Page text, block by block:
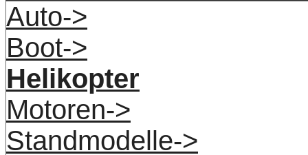
Auto->
Boot->
Helikopter
Motoren->
Standmodelle->